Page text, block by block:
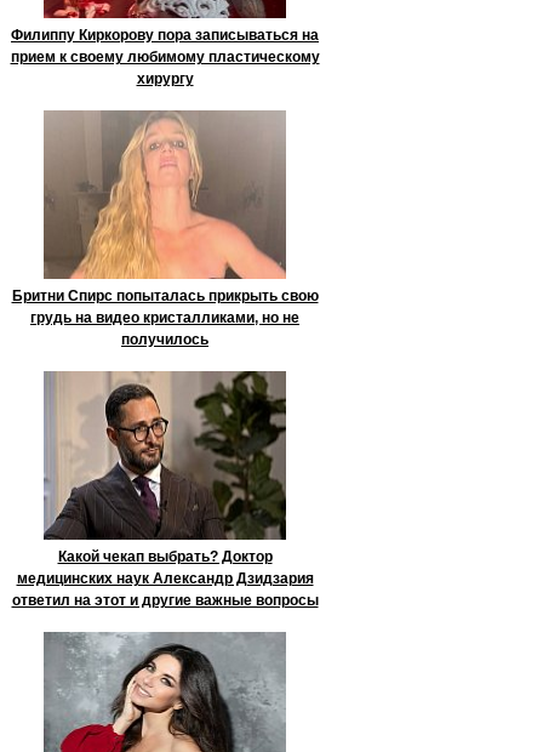
Филиппу Киркорову пора записываться на
прием к своему любимому пластическому
хирургу
Бритни Спирс попыталась прикрыть свою
грудь на видео кристалликами, но не
получилось
Какой чекап выбрать? Доктор
медицинских наук Александр Дзидзария
ответил на этот и другие важные вопросы